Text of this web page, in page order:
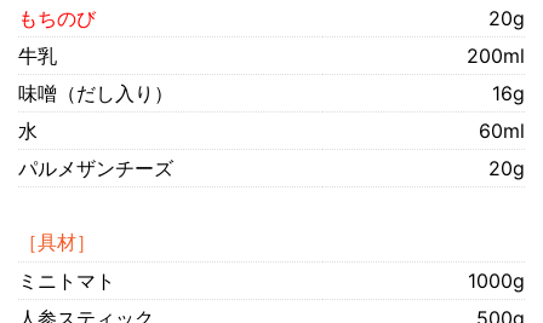
もちのび
20g
牛乳
200ml
味噌（だし入り）
16g
水
60ml
パルメザンチーズ
20g
［具材］
ミニトマト
1000g
人参スティック
500g